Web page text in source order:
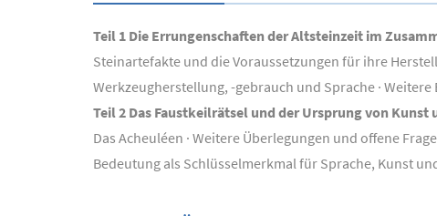
Teil 1 Die Errungenschaften der Altsteinzeit im
Steinartefakte und die Voraussetzungen für ihre
Werkzeugherstellung, -gebrauch und Sprache ·
Teil 2 Das Faustkeilrätsel und der Ursprung von Kunst
Das Acheuléen · Weitere Überlegungen und offene
Bedeutung als Schlüsselmerkmal für Sprache, Kunst